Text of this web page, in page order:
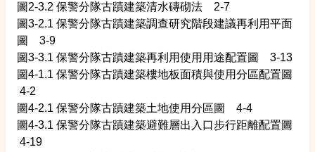
圖2-3.2 保警分隊古蹟建築清水磚砌法 2-7
圖3-2.1 保警分隊古蹟建築調查研究階段建議再利用平面
圖 3-9
圖3-3.1 保警分隊古蹟建築再利用使用用途配置圖 3-13
圖4-1.1 保警分隊古蹟建築樓地板面積與使用分區配置圖
4-2
圖4-2.1 保警分隊古蹟建築土地使用分區圖 4-4
圖4-3.1 保警分隊古蹟建築避難層出入口步行距離配置圖
4-19